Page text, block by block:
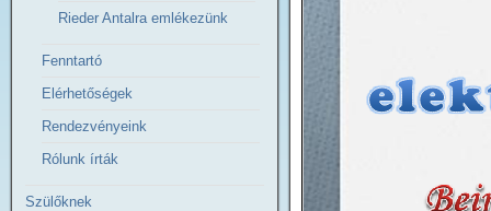
Rieder Antalra emlékezünk
Fenntartó
Elérhetőségek
Rendezvényeink
Rólunk írták
Szülőknek